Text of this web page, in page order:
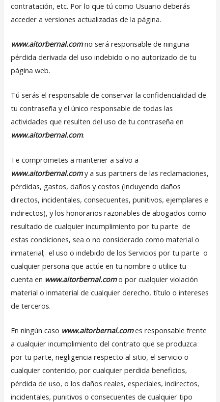
contratación, etc. Por lo que tú como Usuario deberás
acceder a versiones actualizadas de la página.
www.aitorbernal.comno será responsable de ninguna
pérdida derivada del uso indebido o no autorizado de tu
página web.
Tú serás el responsable de conservar la confidencialidad de
tu contraseña y el único responsable de todas las
actividades que resulten del uso de tu contraseña en
www.aitorbernal.com.
Te comprometes a mantener a salvo a
www.aitorbernal.comy a sus partners de las reclamaciones,
pérdidas, gastos, daños y costos (incluyendo daños
directos, incidentales, consecuentes, punitivos, ejemplares e
indirectos), y los honorarios razonables de abogados como
resultado de cualquier incumplimiento por tu parte de
estas condiciones, sea o no considerado como material o
inmaterial; el uso o indebido de los Servicios por tu parte o
cualquier persona que actúe en tu nombre o utilice tu
cuenta en www.aitorbernal.como por cualquier violación
material o inmaterial de cualquier derecho, título o intereses
de terceros.
En ningún caso www.aitorbernal.comes responsable frente
a cualquier incumplimiento del contrato que se produzca
por tu parte, negligencia respecto al sitio, el servicio o
cualquier contenido, por cualquier perdida beneficios,
pérdida de uso, o los daños reales, especiales, indirectos,
incidentales, punitivos o consecuentes de cualquier tipo